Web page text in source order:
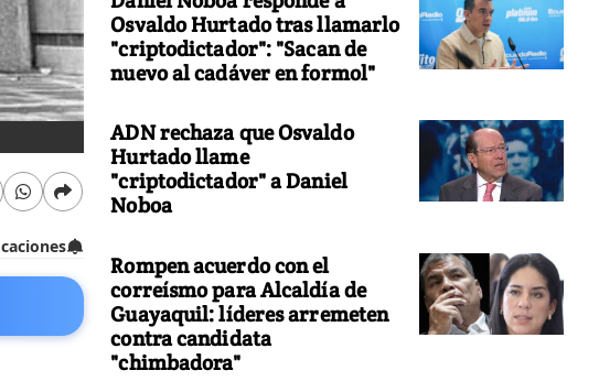
Osvaldo Hurtado tras llamarlo
"criptodictador": "Sacan de
nuevo al cadáver en formol"
ADN rechaza que Osvaldo
Hurtado llame
"criptodictador" a Daniel
Noboa
Rompen acuerdo con el
correísmo para Alcaldía de
Guayaquil: líderes arremeten
contra candidata
"chimbadora"